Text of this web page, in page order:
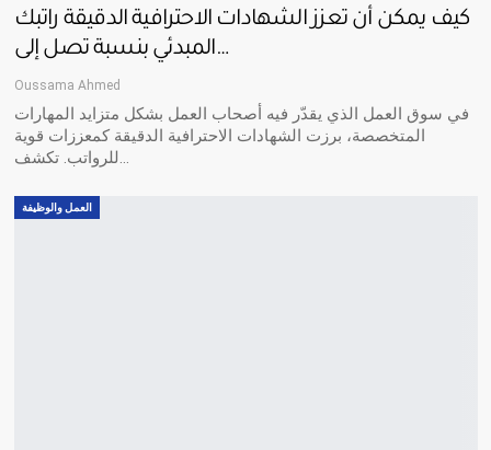
كيف يمكن أن تعزز الشهادات الاحترافية الدقيقة راتبك
المبدئي بنسبة تصل إلى…
Oussama Ahmed
في سوق العمل الذي يقدّر فيه أصحاب العمل بشكل متزايد المهارات
المتخصصة، برزت الشهادات الاحترافية الدقيقة كمعززات قوية
للرواتب. تكشف…
العمل والوظيفة